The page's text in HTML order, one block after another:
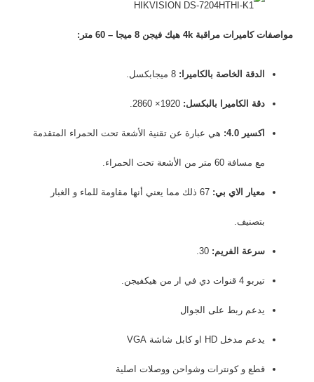
مواصفات كاميرات مراقبة 4k هيك فيجن 8 ميجا – 60 متر:
الدقة الخاصة بالكاميرا:
دقة الكاميرا بالبكسل:1920× 2860.
اكسير 4.0: هي عبارة عن تقنية الأشعة تحت الحمراء المتقدمة
مع مسافة 60 متر من الأشعة تحت الحمراء.
معيار الاي بي: 67 ذلك مما يعني أنها مقاومة للماء و الغبار
بتصنيف.
سرعة الفريم:30.
تيربو 4 قنوات دي في ار من هيكفيجن.
يدعم ربط على الجوال
يدعم مدخل HD او كابل شاشة VGA
قطع و كونترات وشواحن ووصلات اصلية